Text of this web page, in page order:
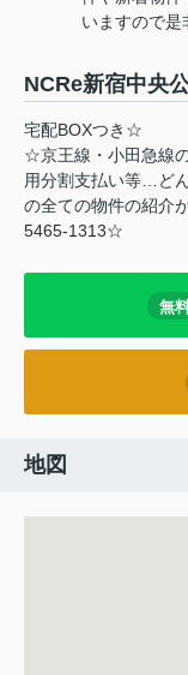
いますので是
NCRe新宿中央
宅配BOXつき☆
☆京王線・小田急線
用分割支払い等…ど
の全ての物件の紹介
5465-1313☆
無
地図